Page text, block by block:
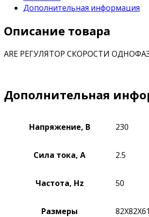
Дополнительная информация
Описание товара
ARE РЕГУЛЯТОР СКОРОСТИ
Дополнительная
Напряжение, В 230
Сила тока, А 2.5
Частота, Hz 50
Размеры 82Х82Х61